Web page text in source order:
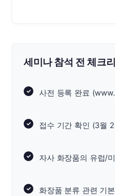
세미나 참석 전 체크
사전 등록 완료
접수 기간 확인 (3월
자사 화장품의 유럽/
화장품 분류 관련 기